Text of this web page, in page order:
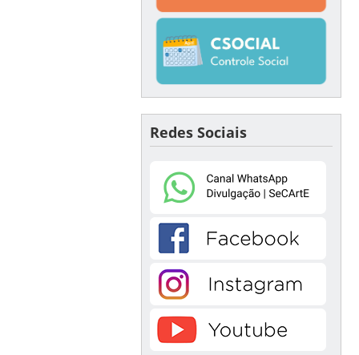
Redes Sociais